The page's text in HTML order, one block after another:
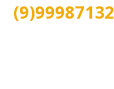
(9)99987132